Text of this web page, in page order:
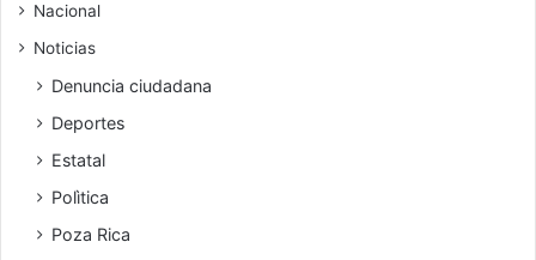
Nacional
Noticias
Denuncia ciudadana
Deportes
Estatal
Polìtica
Poza Rica